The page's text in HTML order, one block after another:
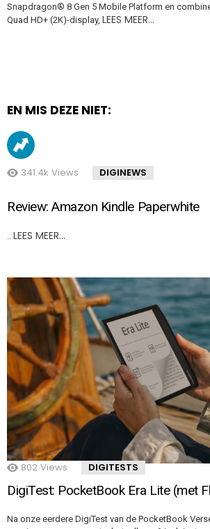
Snapdragon® 8 Gen 5 Mobile Platform en
Quad HD+ (2K)-display, LEES MEER…
EN MIS DEZE NIET:
341.4k Views DIGINEWS
Review: Amazon Kindle Paperwhite
LEES MEER…
802 Views DIGITESTS
DigiTest: PocketBook Era Lite (met
Na onze eerdere DigiTest van de PocketBook